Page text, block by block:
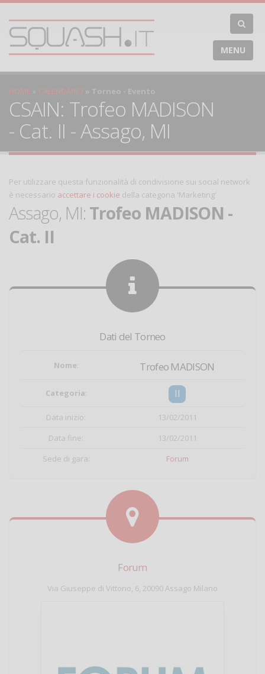
MENU
HOME CALENDARIO Torneo - Evento
CSAIN: Trofeo MADISON
- Cat. II - Assago, MI
Per utilizzare questa funzionalità di condivisione sui social network
è necessario accettare i cookie della categoria 'Marketing'
Assago, MI: Trofeo MADISON -
Cat. II
Dati del Torneo
Nome: Trofeo MADISON
Categoria: II
Data inizio:
13/02/2011
Data fine:
13/02/2011
Sede di gara:
Forum
Forum
Via Giuseppe di Vittorio, 6, 20090 Assago Milano